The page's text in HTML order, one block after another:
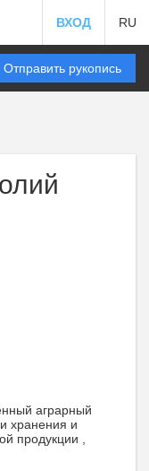
ВХОД RU
Отправить рукопись
аграрный
хранения и
продукции ,